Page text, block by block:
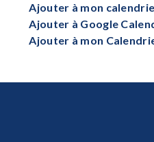
Ajouter à mon
Ajouter à Google
Ajouter à mon